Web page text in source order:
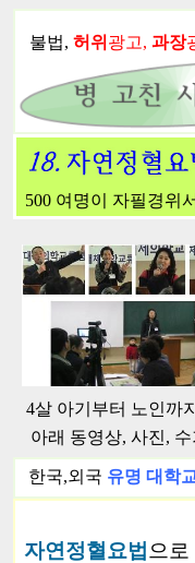
불법,허위 광고, 과장
500 여명이 자필경위
4살 아기부터 노인까
아래 동영상, 사진, 수
한국,외국 유명 대학
자연정혈요법 으